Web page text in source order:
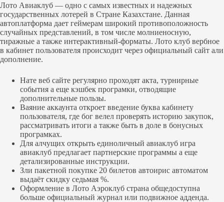
Лото Авиаклуб — одно с самых известных и надежных
государственных лотерей в Стране Казахстане. Данная
автоплатформа дает геймерам широкий противоположность
случайных представлений, в том числе молниеносную,
тиражные а также интерактивный-форматы. Лото клуб вербное
в кабинет пользователя происходит через официальный сайт али
дополнение.
Нате веб сайте регулярно проходят акта, турнирные
события а еще кэшбек програмки, отводящие
дополнительные пользы.
Ваяние аккаунта откроет введение буква кабинету
пользователя, где бог велел проверять историю закупок,
рассматривать итоги а также быть в доле в бонусных
програмках.
Для алчущих открыть единоличный авиаклуб игра
авиаклуб предлагает партнерские программы а еще
детализированные инструкции.
Зли пакетной покупке 20 билетов автоирис автоматом
выдаёт скидку седьмая %.
Оформление в Лото Аэроклуб страна общедоступна
больше официальный журнал или подвижное адденда.